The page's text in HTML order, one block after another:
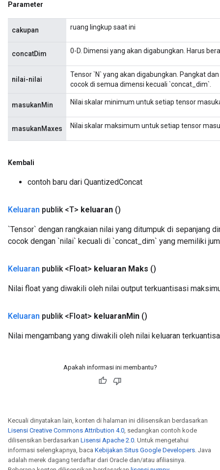
Parameter
cakupan ruang lingkup saat ini
concatDim 0-D. Dimensi yang akan digabungkan. Harus
nilai-nilai
Tensor `N` yang akan digabungkan. Pangkat
cocok di semua dimensi kecuali `concat_dim`.
masukanMin Nilai skalar minimum untuk setiap tensor
masukanMaxes Nilai skalar maksimum untuk setiap tensor
Kembali
contoh baru dari QuantizedConcat
Keluaran publik <T> keluaran ()
`Tensor` dengan rangkaian nilai yang ditumpuk di sepanjang
cocok dengan `nilai` kecuali di `concat_dim` yang memiliki
Keluaran publik <Float> keluaran Maks ()
Nilai float yang diwakili oleh nilai output terkuantisasi
Keluaran publik <Float> keluaranMin ()
Nilai mengambang yang diwakili oleh nilai keluaran
Apakah informasi ini membantu?
Kecuali dinyatakan lain, konten di halaman ini dilisensikan berdasarkan
Lisensi Creative Commons Attribution 4.0, sedangkan contoh kode
dilisensikan berdasarkan Lisensi Apache 2.0. Untuk mengetahui
informasi selengkapnya, baca Kebijakan Situs Google Developers. Java
adalah merek dagang terdaftar dari Oracle dan/atau afiliasinya.